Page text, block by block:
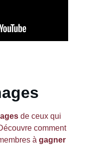
de ceux qui
comment
à gagner